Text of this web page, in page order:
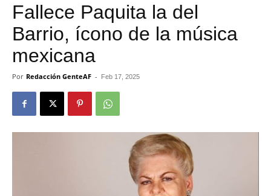
Fallece Paquita la del
Barrio, ícono de la música
mexicana
Por Redacción GenteAF - Feb 17, 2025